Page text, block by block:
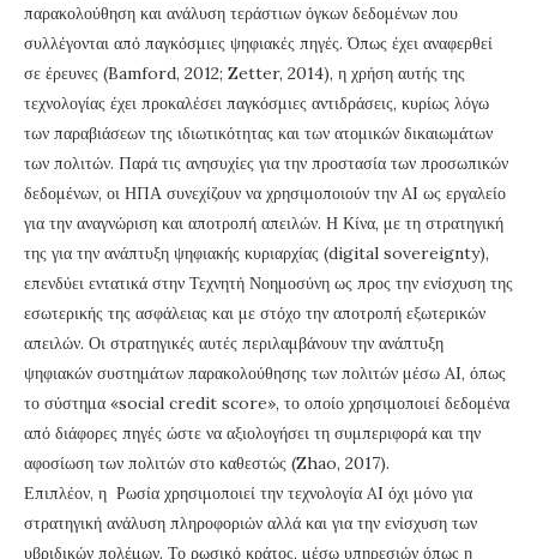
παρακολούθηση και ανάλυση τεράστιων όγκων δεδομένων που
συλλέγονται από παγκόσμιες ψηφιακές πηγές. Όπως έχει αναφερθεί
σε έρευνες (Bamford, 2012; Zetter, 2014), η χρήση αυτής της
τεχνολογίας έχει προκαλέσει παγκόσμιες αντιδράσεις, κυρίως λόγω
των παραβιάσεων της ιδιωτικότητας και των ατομικών δικαιωμάτων
των πολιτών. Παρά τις ανησυχίες για την προστασία των προσωπικών
δεδομένων, οι ΗΠΑ συνεχίζουν να χρησιμοποιούν την AI ως εργαλείο
για την αναγνώριση και αποτροπή απειλών. Η Κίνα, με τη στρατηγική
της για την ανάπτυξη ψηφιακής κυριαρχίας (digital sovereignty),
επενδύει εντατικά στην Τεχνητή Νοημοσύνη ως προς την ενίσχυση της
εσωτερικής της ασφάλειας και με στόχο την αποτροπή εξωτερικών
απειλών. Οι στρατηγικές αυτές περιλαμβάνουν την ανάπτυξη
ψηφιακών συστημάτων παρακολούθησης των πολιτών μέσω AI, όπως
το σύστημα «social credit score», το οποίο χρησιμοποιεί δεδομένα
από διάφορες πηγές ώστε να αξιολογήσει τη συμπεριφορά και την
αφοσίωση των πολιτών στο καθεστώς (Zhao, 2017).
Επιπλέον, η Ρωσία χρησιμοποιεί την τεχνολογία AI όχι μόνο για
στρατηγική ανάλυση πληροφοριών αλλά και για την ενίσχυση των
υβριδικών πολέμων. Το ρωσικό κράτος, μέσω υπηρεσιών όπως η